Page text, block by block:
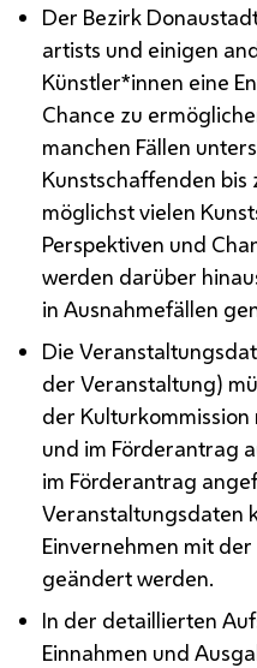
Der Bezirk
artists und einigen
Künstler*innen eine
Chance zu
manchen Fällen
Kunstschaffenden bis
möglichst vielen
Perspektiven und
werden darüber
in Ausnahmefällen
Die
der Veranstaltung)
der
und im Förderantrag
im Förderantrag
Veranstaltungsdaten
Einvernehmen mit
geändert werden.
In der detaillierten
Einnahmen und